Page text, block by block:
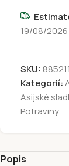
19/08/2026
SKU:
Kategorií:
Asijské
Potraviny
Popis